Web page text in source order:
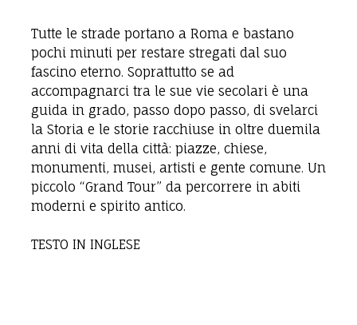
Tutte le strade portano a Roma e bastano
pochi minuti per restare stregati dal suo
fascino eterno. Soprattutto se ad
accompagnarci tra le sue vie secolari è una
guida in grado, passo dopo passo, di svelarci
la Storia e le storie racchiuse in oltre duemila
anni di vita della città: piazze, chiese,
monumenti, musei, artisti e gente comune. Un
piccolo “Grand Tour” da percorrere in abiti
moderni e spirito antico.
TESTO IN INGLESE